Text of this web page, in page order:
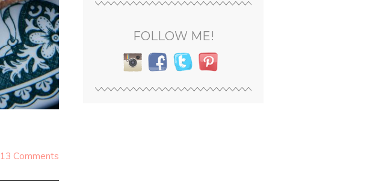
13 Comments
FOLLOW ME!